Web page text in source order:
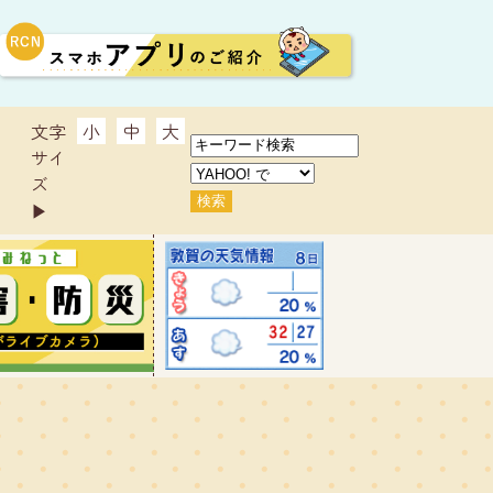
文字
サイ
ズ
▶︎
小 中 大